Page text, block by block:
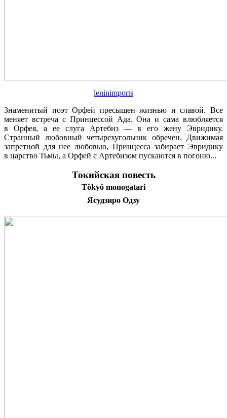
leninimports
Знаменитый поэт Орфей пресыщен жизнью и славой. Все
меняет встреча с Принцессой Ада. Она и сама влюбляется
в Орфея, а ее слуга Артебиз — в его жену Эвридику.
Странный любовный четырехугольник обречен. Движимая
запретной для нее любовью, Принцесса забирает Эвридику
в царство Тьмы, а Орфей с Артебизом пускаются в погоню...
Токийская повесть
Tôkyô monogatari
Ясудзиро Одзу